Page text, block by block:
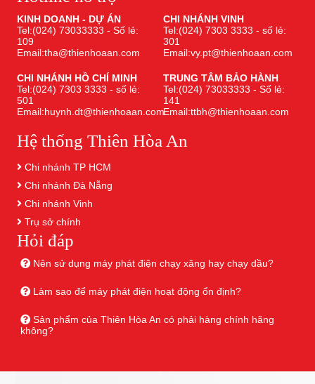
KINH DOANH - DỰ ÁN
Tel:(024) 73033333 - Số lẻ:
109
Email:tha@thienhoaan.com
CHI NHÁNH VINH
Tel:(024) 7303 3333 - số lẻ:
301
Email:vy.pt@thienhoaan.com
CHI NHÁNH HỒ CHÍ MINH
Tel:(024) 7303 3333 - số lẻ:
501
Email:huynh.dt@thienhoaan.com
TRUNG TÂM BẢO HÀNH
Tel:(024) 73033333 - Số lẻ:
141
Email:ttbh@thienhoaan.com
Hệ thống Thiên Hòa An
Chi nhánh TP HCM
Chi nhánh Đà Nẵng
Chi nhánh Vinh
Trụ sở chính
Hỏi đáp
Nên sử dụng máy phát điện chạy xăng hay chạy dầu?
Làm sao để máy phát điện hoạt động ổn định?
Sản phẩm của Thiên Hòa An có phải hàng chính hãng
không?